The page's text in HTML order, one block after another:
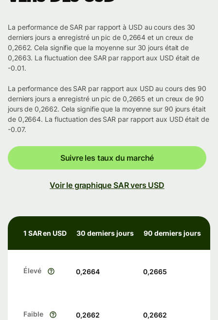
La performance de SAR par rapport à USD au cours des 30
derniers jours a enregistré un pic de 0,2664 et un creux de
0,2662. Cela signifie que la moyenne sur 30 jours était de
0,2663. La fluctuation dee SAR par rapport aux USD était de
-0.01.
La performance des SAR par rapport aux USD au cours des 90
derniers jours a enregistré un pic de 0,2665 et un creux de 90
jours de 0,2662. Cela signifie que la moyenne sur 90 jours était
de 0,2664. La fluctuation des SAR par rapport aux USD était de
-0.07.
Suivre les taux du marché
Voir le graphique SAR vers USD
1 SAR en USD 30 derniers jours 90 derniers jours
Élevé 0,2664 0,2665
Faible 0,2662 0,2662